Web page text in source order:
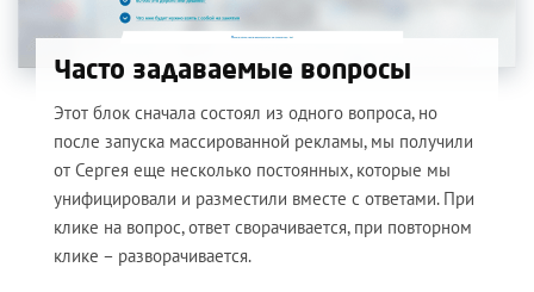
Часто задаваемые вопросы
Этот блок сначала состоял из одного вопроса, но
после запуска массированной рекламы, мы получили
от Сергея еще несколько постоянных, которые мы
унифицировали и разместили вместе с ответами. При
клике на вопрос, ответ сворачивается, при повторном
клике – разворачивается.